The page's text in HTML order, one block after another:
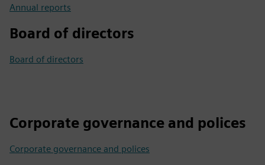
Annual reports
Board of directors
Board of directors
Corporate governance and polices
Corporate governance and polices